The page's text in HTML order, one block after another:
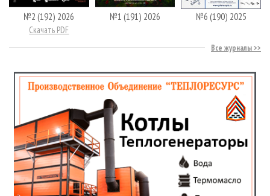
№2 (192) 2026
Скачать PDF
№1 (191) 2026 №6 (190) 2025
Все журналы